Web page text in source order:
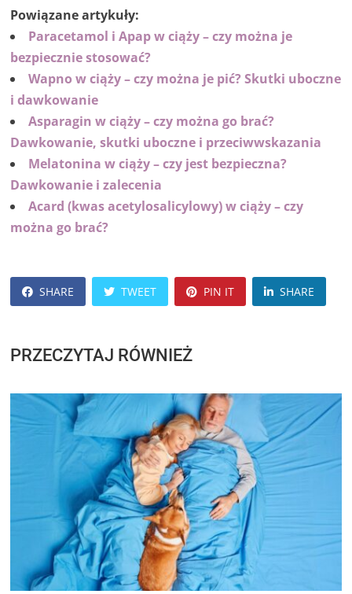
Powiązane artykuły:
Paracetamol i Apap w ciąży – czy można je
bezpiecznie stosować?
Wapno w ciąży – czy można je pić? Skutki uboczne
i dawkowanie
Asparagin w ciąży – czy można go brać?
Dawkowanie, skutki uboczne i przeciwwskazania
Melatonina w ciąży – czy jest bezpieczna?
Dawkowanie i zalecenia
Acard (kwas acetylosalicylowy) w ciąży – czy
można go brać?
SHARE TWEET PIN IT SHARE
PRZECZYTAJ RÓWNIEŻ